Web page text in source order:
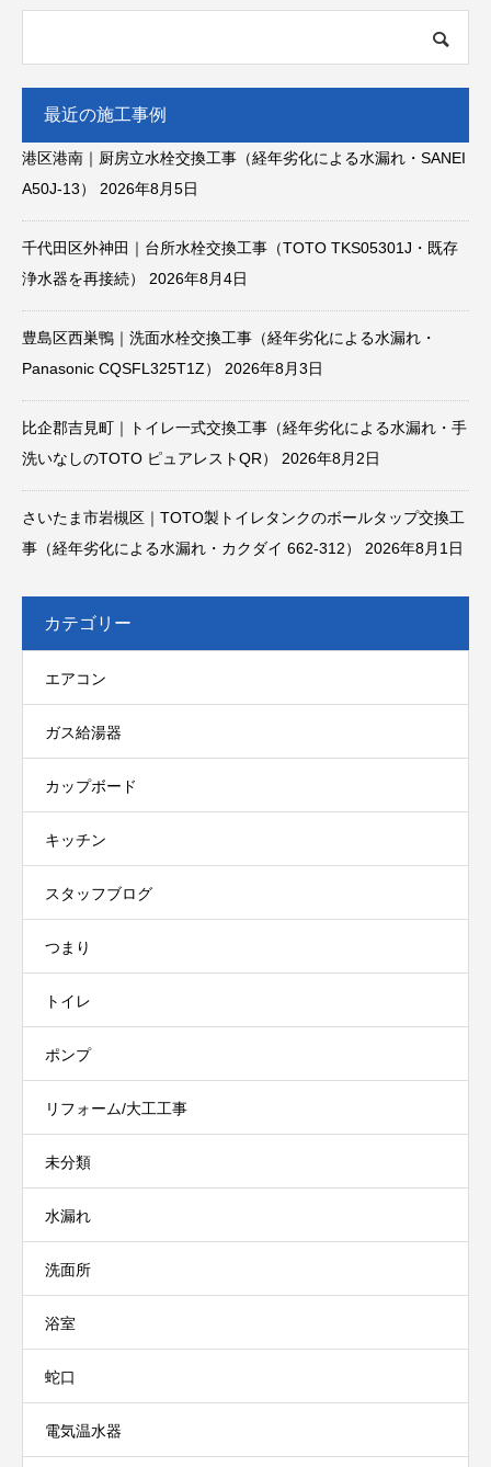
最近の施工事例
港区港南｜厨房立水栓交換工事（経年劣化による水漏れ・SANEI
A50J-13）
2026年8月5日
千代田区外神田｜台所水栓交換工事（TOTO TKS05301J・既存
浄水器を再接続）
2026年8月4日
豊島区西巣鴨｜洗面水栓交換工事（経年劣化による水漏れ・
Panasonic CQSFL325T1Z）
2026年8月3日
比企郡吉見町｜トイレ一式交換工事（経年劣化による水漏れ・手
洗いなしのTOTO ピュアレストQR）
2026年8月2日
さいたま市岩槻区｜TOTO製トイレタンクのボールタップ交換工
事（経年劣化による水漏れ・カクダイ 662-312）
2026年8月1日
カテゴリー
エアコン
ガス給湯器
カップボード
キッチン
スタッフブログ
つまり
トイレ
ポンプ
リフォーム/大工工事
未分類
水漏れ
洗面所
浴室
蛇口
電気温水器